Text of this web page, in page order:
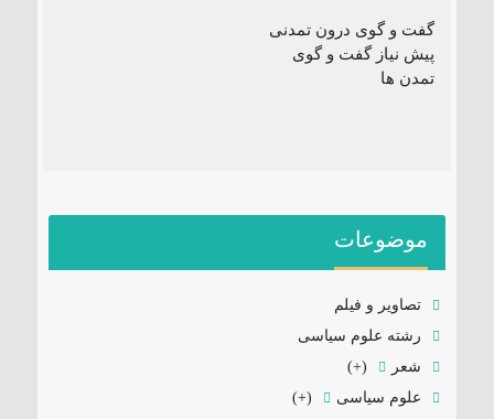
گفت و گوی درون تمدنی
پیش نیاز گفت و گوی
تمدن ها
موضوعات
تصاویر و فیلم
رشته علوم سیاسی
شعر
(+)
علوم سیاسی
(+)